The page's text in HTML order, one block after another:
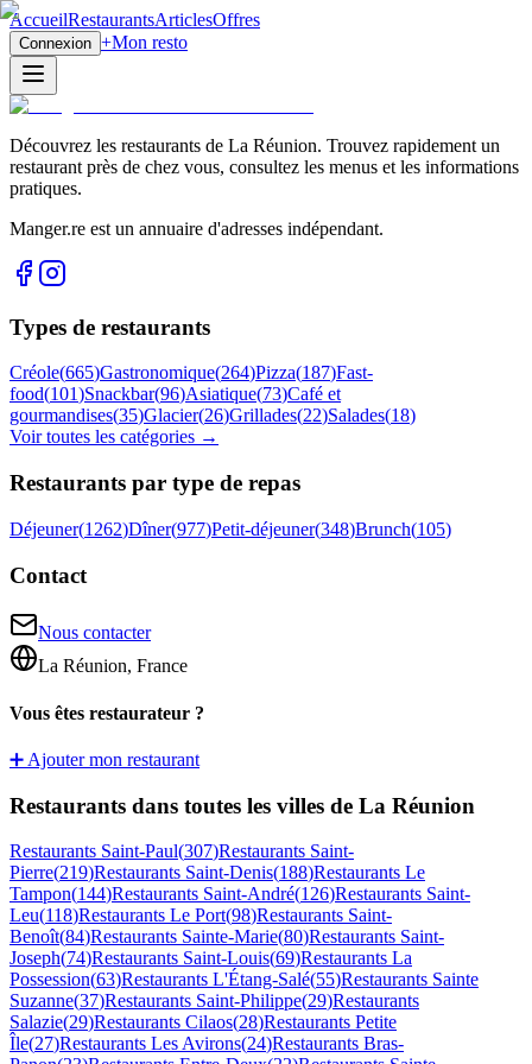
AccueilRestaurantsArticlesOffres
Connexion +Mon resto
Découvrez les restaurants de La Réunion. Trouvez rapidement un
restaurant près de chez vous, consultez les menus et les informations
pratiques.
Manger.re est un annuaire d'adresses indépendant.
Types de restaurants
Créole(665)Gastronomique(264)Pizza(187)Fast-
food(101)Snackbar(96)Asiatique(73)Café et
gourmandises(35)Glacier(26)Grillades(22)Salades(18)
Voir toutes les catégories →
Restaurants par type de repas
Déjeuner(1262)Dîner(977)Petit-déjeuner(348)Brunch(105)
Contact
Nous contacter
La Réunion, France
Vous êtes restaurateur ?
➕ Ajouter mon restaurant
Restaurants dans toutes les villes de La Réunion
Restaurants Saint-Paul(307)Restaurants Saint-
Pierre(219)Restaurants Saint-Denis(188)Restaurants Le
Tampon(144)Restaurants Saint-André(126)Restaurants Saint-
Leu(118)Restaurants Le Port(98)Restaurants Saint-
Benoît(84)Restaurants Sainte-Marie(80)Restaurants Saint-
Joseph(74)Restaurants Saint-Louis(69)Restaurants La
Possession(63)Restaurants L'Étang-Salé(55)Restaurants Sainte
Suzanne(37)Restaurants Saint-Philippe(29)Restaurants
Salazie(29)Restaurants Cilaos(28)Restaurants Petite
Île(27)Restaurants Les Avirons(24)Restaurants Bras-